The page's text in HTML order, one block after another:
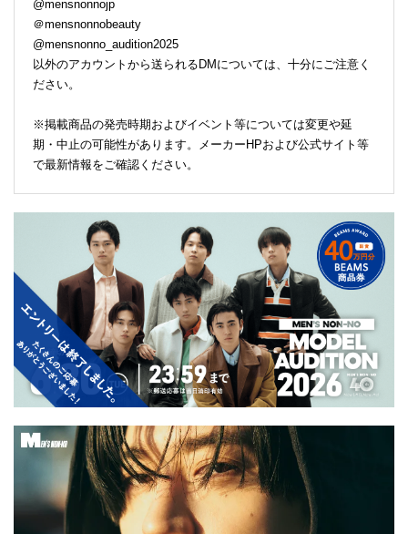
@mensnonnojp
＠mensnonnobeauty
@mensnonno_audition2025
以外のアカウントから送られるDMについては、十分にご注意く
ださい。
※掲載商品の発売時期およびイベント等については変更や延
期・中止の可能性があります。メーカーHPおよび公式サイト等
で最新情報をご確認ください。